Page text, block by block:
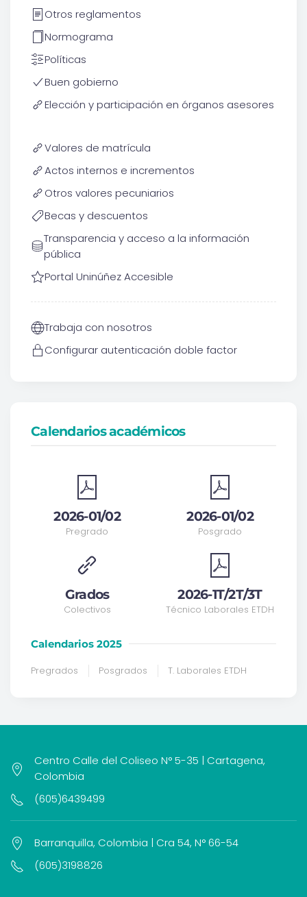
Otros reglamentos
Normograma
Políticas
Buen gobierno
Elección y participación en órganos asesores
Valores de matrícula
Actos internos e incrementos
Otros valores pecuniarios
Becas y descuentos
Transparencia y acceso a la información
pública
Portal Uninúñez Accesible
Trabaja con nosotros
Configurar autenticación doble factor
Calendarios académicos
2026-01/02
Pregrado
Grados
Colectivos
2026-01/02
Posgrado
2026-1T/2T/3T
Técnico Laborales ETDH
Calendarios 2025
Pregrados Posgrados T. Laborales ETDH
Centro Calle del Coliseo N° 5-35 | Cartagena,
Colombia
(605)6439499
Barranquilla, Colombia | Cra 54, N° 66-54
(605)3198826